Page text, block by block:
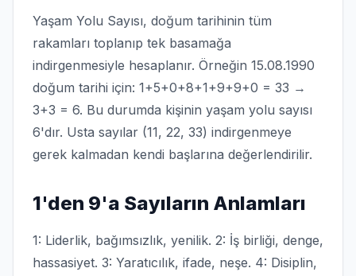
Yaşam Yolu Sayısı, doğum tarihinin tüm
rakamları toplanıp tek basamağa
indirgenmesiyle hesaplanır. Örneğin 15.08.1990
doğum tarihi için: 1+5+0+8+1+9+9+0 = 33 →
3+3 = 6. Bu durumda kişinin yaşam yolu sayısı
6'dır. Usta sayılar (11, 22, 33) indirgenmeye
gerek kalmadan kendi başlarına değerlendirilir.
1'den 9'a Sayıların Anlamları
1: Liderlik, bağımsızlık, yenilik. 2: İş birliği, denge,
hassasiyet. 3: Yaratıcılık, ifade, neşe. 4: Disiplin,